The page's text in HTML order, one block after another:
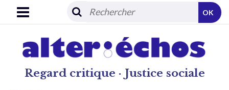
Regard critique · Justice sociale
OK